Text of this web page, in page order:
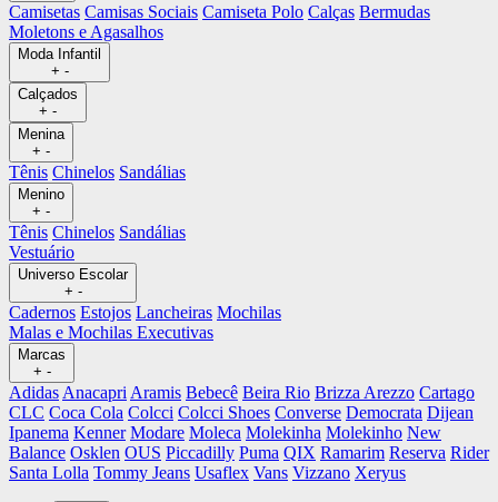
Camisetas Camisas Sociais Camiseta Polo Calças Bermudas
Moletons e Agasalhos
Moda Infantil
+ -
Calçados
+ -
Menina
+ -
Tênis Chinelos Sandálias
Menino
+ -
Tênis Chinelos Sandálias
Vestuário
Universo Escolar
+ -
Cadernos Estojos Lancheiras Mochilas
Malas e Mochilas Executivas
Marcas
+ -
Adidas Anacapri Aramis Bebecê Beira Rio Brizza Arezzo Cartago
CLC Coca Cola Colcci Colcci Shoes Converse Democrata Dijean
Ipanema Kenner Modare Moleca Molekinha Molekinho New
Balance Osklen OUS Piccadilly Puma QIX Ramarim Reserva Rider
Santa Lolla Tommy Jeans Usaflex Vans Vizzano Xeryus